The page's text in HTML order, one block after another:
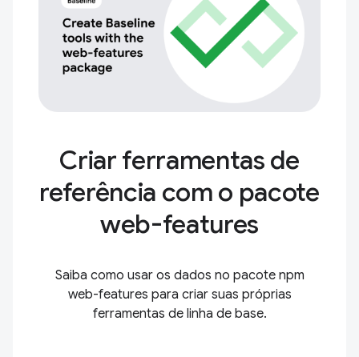
Criar ferramentas de
referência com o pacote
web-features
Saiba como usar os dados no pacote npm
web-features para criar suas próprias
ferramentas de linha de base.